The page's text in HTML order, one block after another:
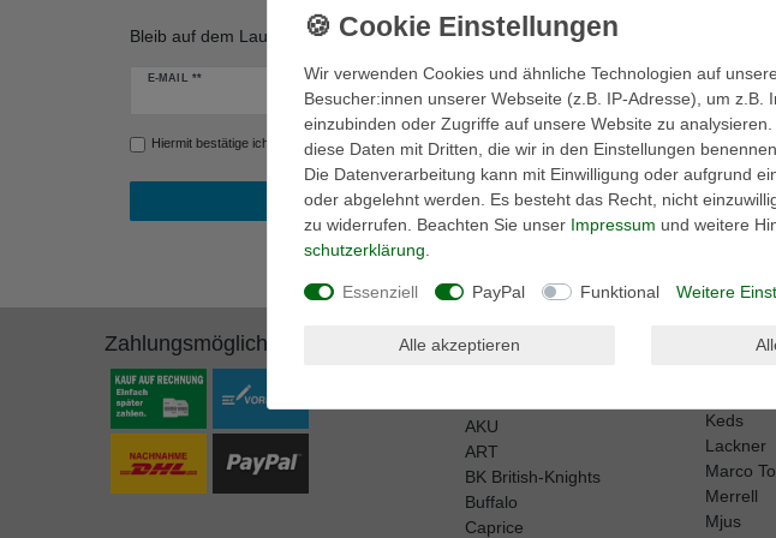
Bleib auf dem Laufenden! Erfahre von unseren Werbeaktionen.
E-MAIL **
Newsletter
Hiermit bestätige ich, dass ich die Daten­schutz­erklärung gelesen habe. Meine Einwilligung kann ich
Zahlungsmöglichkeiten Marken
AKU
ART
BK British-Knights
Buffalo
Caprice
Harley
Keds
Lackner
Marco
Merrell
Mjus
Wir verwenden Cookies und ähnliche Technologien auf
Besucher:innen unserer Webseite (z.B. IP-Adresse), um
einzubinden oder Zugriffe auf unsere Website zu
diese Daten mit Dritten, die wir in den Einstellungen benennen.
Die Datenverarbeitung kann mit Einwilligung oder aufgrund
oder abgelehnt werden. Es besteht das Recht, nicht
zu widerrufen. Beachten Sie unser Impressum und weitere
schutz­erklärung
Essenziell PayPal Funktional Weitere
Alle akzeptieren